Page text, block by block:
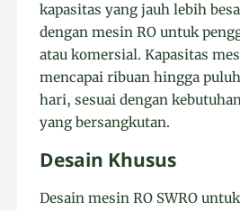
kapasitas yang jauh lebih
dengan mesin RO untuk
atau komersial. Kapasitas
mencapai ribuan hingga
hari, sesuai dengan
yang bersangkutan.
Desain Khusus
Desain mesin RO SWRO